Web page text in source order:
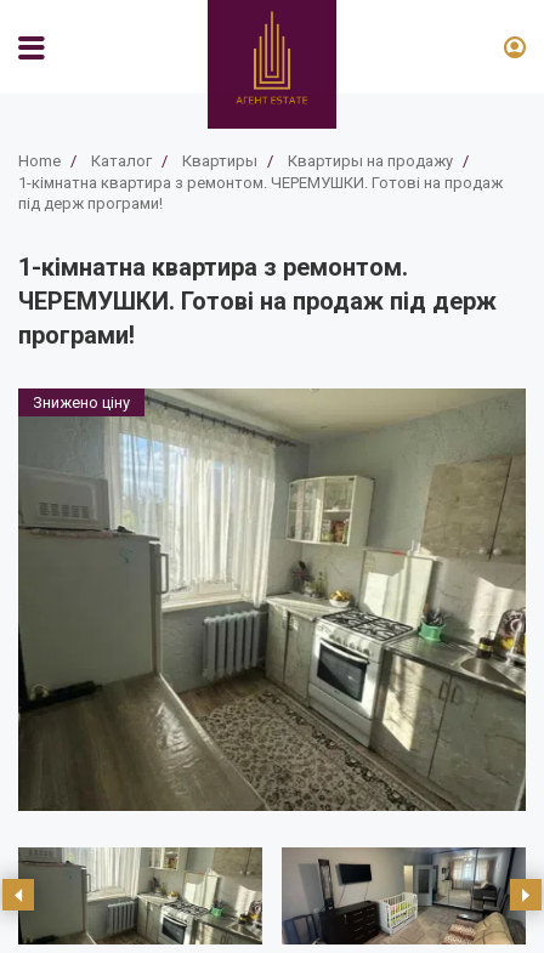
Home / Каталог / Квартиры / Квартиры на продажу /
1-кімнатна квартира з ремонтом. ЧЕРЕМУШКИ. Готові на продаж
під держ програми!
1-кімнатна квартира з ремонтом.
ЧЕРЕМУШКИ. Готові на продаж під держ
програми!
Знижено ціну